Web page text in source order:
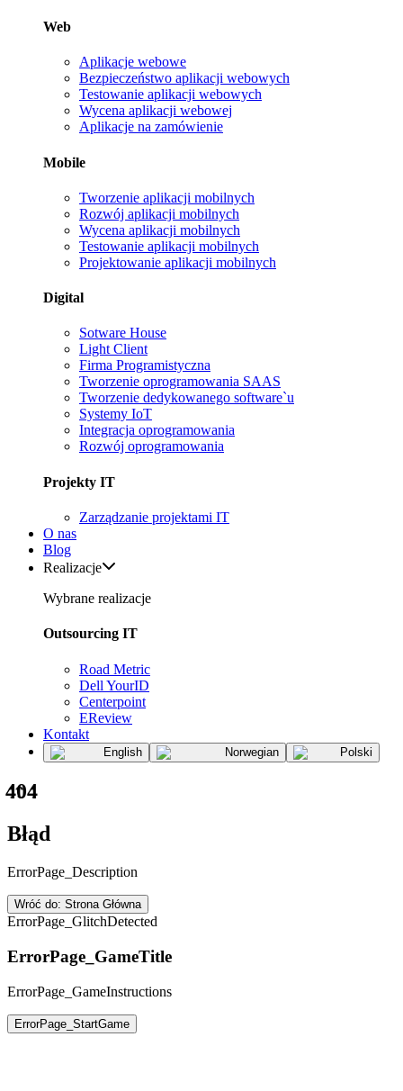
Web
Aplikacje webowe
Bezpieczeństwo aplikacji webowych
Testowanie aplikacji webowych
Wycena aplikacji webowej
Aplikacje na zamówienie
Mobile
Tworzenie aplikacji mobilnych
Rozwój aplikacji mobilnych
Wycena aplikacji mobilnych
Testowanie aplikacji mobilnych
Projektowanie aplikacji mobilnych
Digital
Sotware House
Light Client
Firma Programistyczna
Tworzenie oprogramowania SAAS
Tworzenie dedykowanego software`u
Systemy IoT
Integracja oprogramowania
Rozwój oprogramowania
Projekty IT
Zarządzanie projektami IT
O nas
Blog
Realizacje
Wybrane realizacje
Outsourcing IT
Road Metric
Dell YourID
Centerpoint
EReview
Kontakt
English Norwegian Polski
404
Błąd
ErrorPage_Description
Wróć do: Strona Główna
ErrorPage_GlitchDetected
ErrorPage_GameTitle
ErrorPage_GameInstructions
ErrorPage_StartGame